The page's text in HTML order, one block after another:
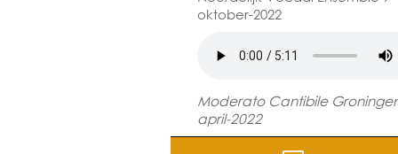
oktober-2022
Moderato Cantibile
april-2022